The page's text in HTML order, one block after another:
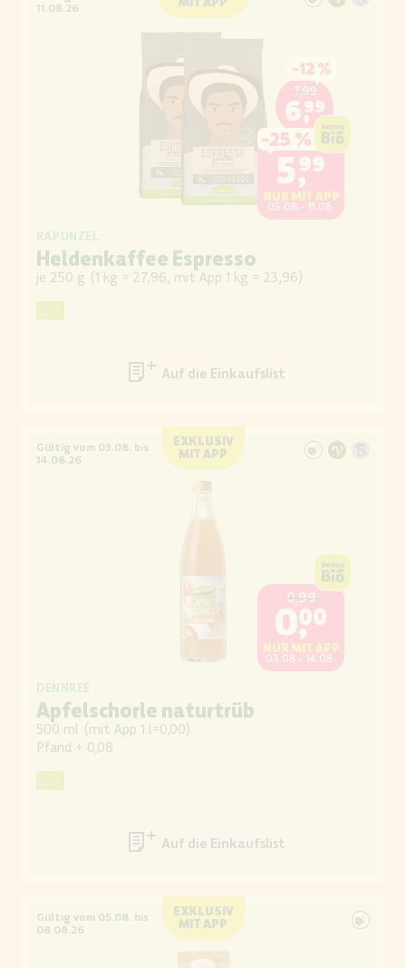
11.08.26
-12 %
7,99
6,99
-25 %
5,99
NUR MIT APP
05.08.- 11.08.
RAPUNZEL
Heldenkaffee Espresso
je 250 g (1 kg = 27,96, mit App 1 kg = 23,96)
Auf die Einkaufsliste
EXKLUSIV
MIT APP
Gültig vom 03.08. bis
14.08.26
0,99
0,00
NUR MIT APP
03.08.- 14.08.
DENNREE
Apfelschorle naturtrüb
500 ml (mit App 1 l=0,00)
Pfand + 0,08
Auf die Einkaufsliste
EXKLUSIV
MIT APP
Gültig vom 05.08. bis
08.08.26